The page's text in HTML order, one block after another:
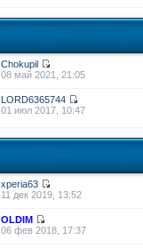
Chokupil
08 май 2021, 21:05
LORD6365744
01 июл 2017, 10:47
xperia63
11 дек 2019, 13:52
OLDIM
06 фев 2018, 17:37